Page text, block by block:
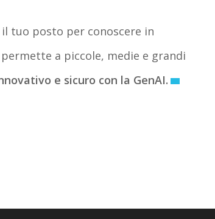
tuo posto per conoscere in
permette a piccole, medie e grandi
e sicuro con la GenAI.